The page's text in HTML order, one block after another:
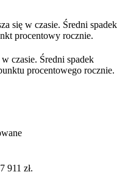
się w czasie. Średni spadek
procentowy rocznie.
czasie. Średni spadek
procentowego rocznie.
911 zł.